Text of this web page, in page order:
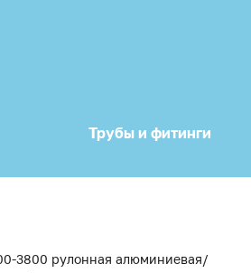
Трубы и фитинги